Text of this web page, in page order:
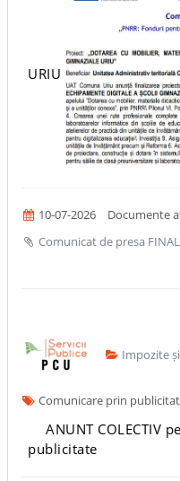
URIU
10-07-2026 Documente
Comunicat de presa
Impozite
Comunicare prin
ANUNT COLECTIV
publicitate